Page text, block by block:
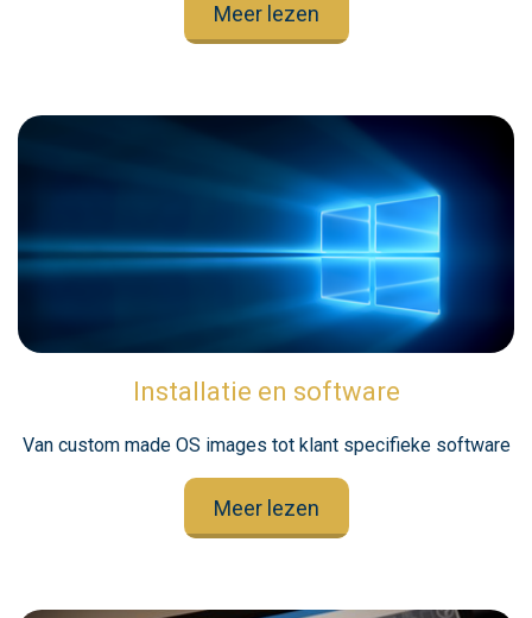
Meer lezen
Installatie en software
Van custom made OS images tot klant specifieke software
Meer lezen